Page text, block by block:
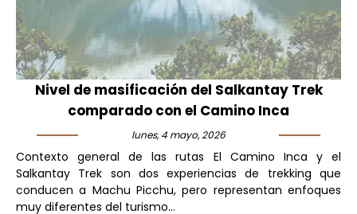
Nivel de masificación del Salkantay Trek
comparado con el Camino Inca
lunes, 4 mayo, 2026
Contexto general de las rutas El Camino Inca y el
Salkantay Trek son dos experiencias de trekking que
conducen a Machu Picchu, pero representan enfoques
muy diferentes del turismo...